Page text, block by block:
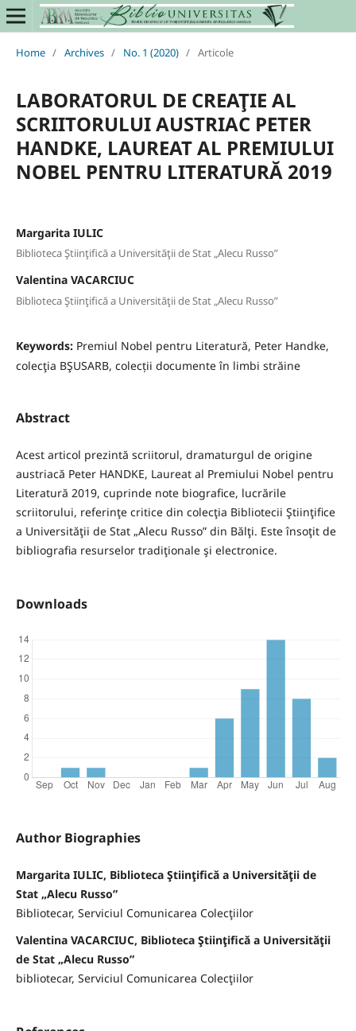
Home / Archives / No. 1 (2020) / Articole
LABORATORUL DE CREAŢIE AL
SCRIITORULUI AUSTRIAC PETER
HANDKE, LAUREAT AL PREMIULUI
NOBEL PENTRU LITERATURĂ 2019
Margarita IULIC
Biblioteca Ştiinţifică a Universităţii de Stat „Alecu Russo”
Valentina VACARCIUC
Biblioteca Ştiinţifică a Universităţii de Stat „Alecu Russo”
Keywords: Premiul Nobel pentru Literatură, Peter Handke,
colecţia BŞUSARB, colecții documente în limbi străine
Abstract
Acest articol prezintă scriitorul, dramaturgul de origine
austriacă Peter HANDKE, Laureat al Premiului Nobel pentru
Literatură 2019, cuprinde note biografice, lucrările
scriitorului, referinţe critice din colecţia Bibliotecii Ştiinţifice
a Universităţii de Stat „Alecu Russo” din Bălţi. Este însoţit de
bibliografia resurselor tradiţionale şi electronice.
Downloads
Author Biographies
Margarita IULIC, Biblioteca Ştiinţifică a Universităţii de
Stat „Alecu Russo”
Bibliotecar, Serviciul Comunicarea Colecţiilor
Valentina VACARCIUC, Biblioteca Ştiinţifică a Universităţii
de Stat „Alecu Russo”
bibliotecar, Serviciul Comunicarea Colecţiilor